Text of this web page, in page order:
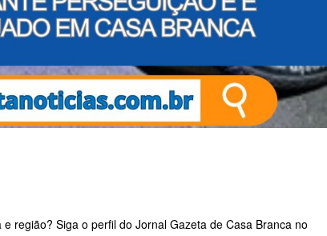
região? Siga o perfil do Jornal Gazeta de Casa Branca no